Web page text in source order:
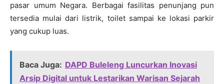
pasar umum Negara. Berbagai fasilitas penunjang pun
tersedia mulai dari listrik, toilet sampai ke lokasi parkir
yang cukup luas.
Baca Juga: DAPD Buleleng Luncurkan Inovasi
Arsip Digital untuk Lestarikan Warisan Sejarah